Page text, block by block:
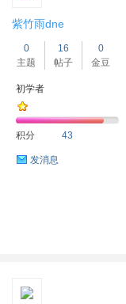
紫竹雨dne
0
主题
16
帖子
0
金豆
初学者
积分 43
发消息